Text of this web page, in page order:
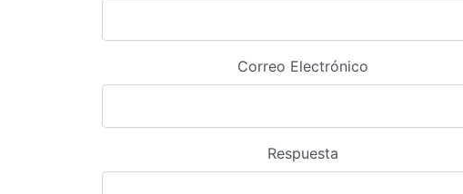
Correo Electrónico
Respuesta